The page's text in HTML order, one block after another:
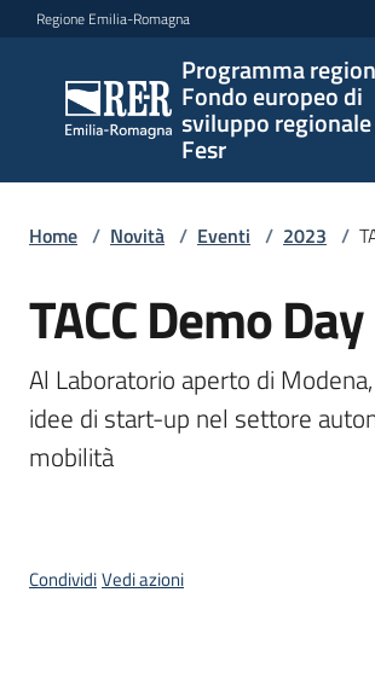
Vai al contenuto
Vai alla navigazione
Vai al footer
Regione Emilia-Romagna
Programma
Fondo europeo di
sviluppo
Fesr
Programma
regionale
Fondo
europeo di
regionale -
Novità
Programmi
Home / Novità / Eventi / 2023 /
Salta al contenuto
TACC Demo Day
Al Laboratorio aperto di
idee di start-up nel settore
mobilità
CondividiVedi azioni